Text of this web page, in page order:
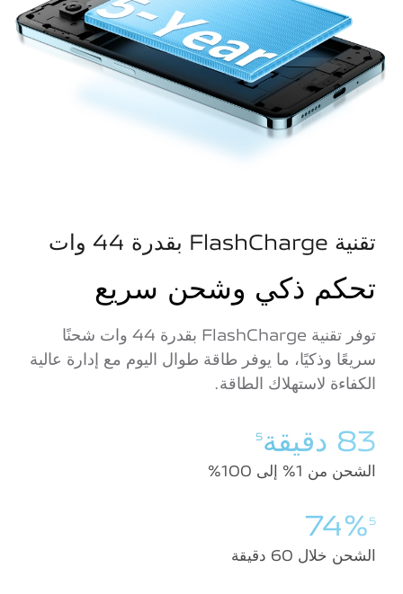
تقنية FlashCharge بقدرة 44 وات
تحكم ذكي وشحن سريع
توفر تقنية FlashCharge بقدرة 44 وات شحنًا
سريعًا وذكيًا، ما يوفر طاقة طوال اليوم مع إدارة عالية
الكفاءة لاستهلاك الطاقة.
83 دقيقة 5
الشحن من 1% إلى 100%
74%5
الشحن خلال 60 دقيقة